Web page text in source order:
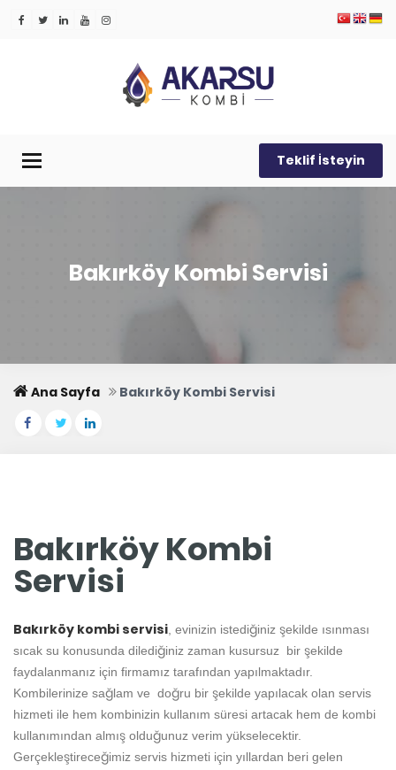
Menü Teklif İsteyin
Bakırköy Kombi Servisi
Ana Sayfa Bakırköy Kombi Servisi
Bakırköy Kombi
Servisi
Bakırköy kombi servisi , evinizin istediğiniz şekilde ısınması
sıcak su konusunda dilediğiniz zaman kusursuz bir şekilde
faydalanmanız için firmamız tarafından yapılmaktadır.
Kombilerinize sağlam ve doğru bir şekilde yapılacak olan servis
hizmeti ile hem kombinizin kullanım süresi artacak hem de kombi
kullanımından almış olduğunuz verim yükselecektir.
Gerçekleştireceğimiz servis hizmeti için yıllardan beri gelen